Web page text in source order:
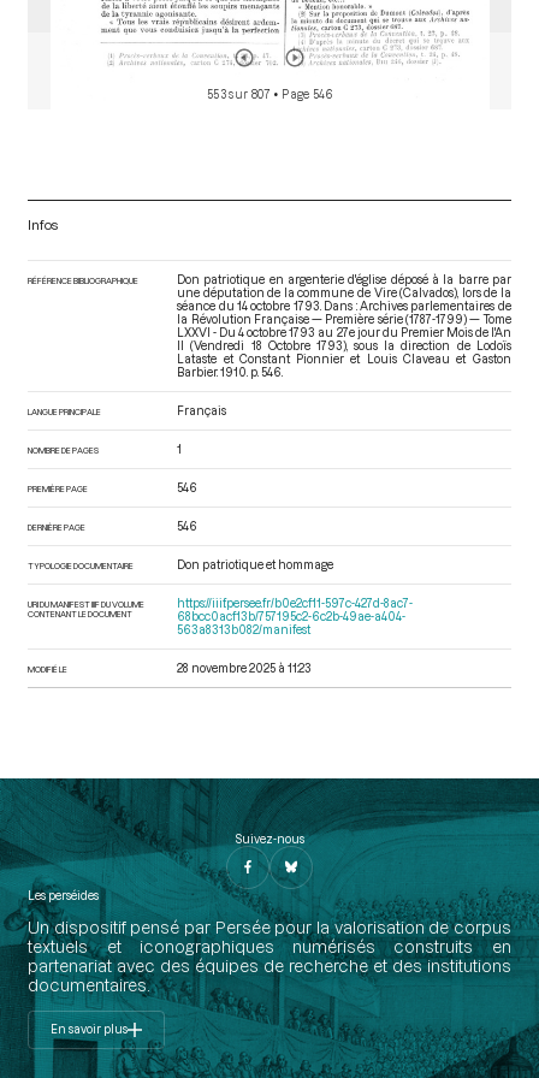
553 sur 807 • Page 546
Infos
RÉFÉRENCE BIBLIOGRAPHIQUE
Don patriotique en argenterie d'église déposé à la barre par
une députation de la commune de Vire (Calvados), lors de la
séance du 14 octobre 1793. Dans : Archives parlementaires de
la Révolution Française — Première série (1787-1799) — Tome
LXXVI - Du 4 octobre 1793 au 27e jour du Premier Mois de l'An
II (Vendredi 18 Octobre 1793), sous la direction de Lodoïs
Lataste et Constant Pionnier et Louis Claveau et Gaston
Barbier. 1910. p. 546.
LANGUE PRINCIPALE Français
NOMBRE DE PAGES 1
PREMIÈRE PAGE 546
DERNIÈRE PAGE 546
TYPOLOGIE DOCUMENTAIRE Don patriotique et hommage
URI DU MANIFEST IIIF DU VOLUME
CONTENANT LE DOCUMENT
https://iiif.persee.fr/b0e2cf11-597c-427d-8ac7-
68bcc0acf13b/757195c2-6c2b-49ae-a404-
563a8313b082/manifest
MODIFIÉ LE 28 novembre 2025 à 11:23
Suivez-nous
Les perséides
Un dispositif pensé par Persée pour la valorisation de corpus
textuels et iconographiques numérisés construits en
partenariat avec des équipes de recherche et des institutions
documentaires.
En savoir plus